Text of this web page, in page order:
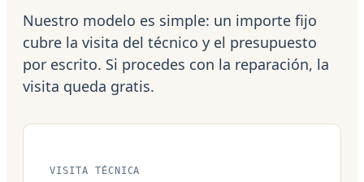
Nuestro modelo es simple: un importe fijo
cubre la visita del técnico y el presupuesto
por escrito. Si procedes con la reparación, la
visita queda gratis.
VISITA TÉCNICA